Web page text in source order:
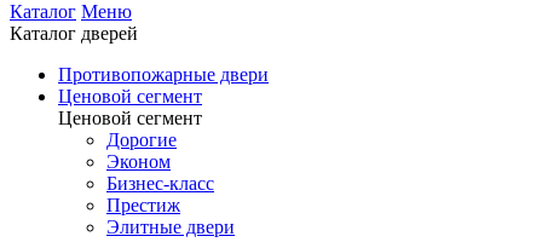
Каталог Меню
Каталог дверей
Противопожарные двери
Ценовой сегмент
Ценовой сегмент
Дорогие
Эконом
Бизнес-класс
Престиж
Элитные двери